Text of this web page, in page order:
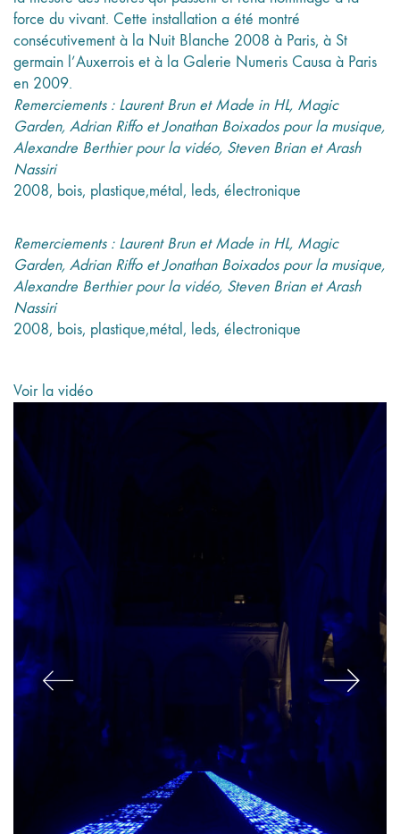
force du vivant. Cette installation a été montré
consécutivement à la Nuit Blanche 2008 à Paris, à St
germain l’Auxerrois et à la Galerie Numeris Causa à Paris
en 2009.
Remerciements : Laurent Brun et Made in HL, Magic
Garden, Adrian Riffo et Jonathan Boixados pour la musique,
Alexandre Berthier pour la vidéo, Steven Brian et Arash
Nassiri
2008, bois, plastique,métal, leds, électronique
Remerciements : Laurent Brun et Made in HL, Magic
Garden, Adrian Riffo et Jonathan Boixados pour la musique,
Alexandre Berthier pour la vidéo, Steven Brian et Arash
Nassiri
2008, bois, plastique,métal, leds, électronique
Voir la vidéo